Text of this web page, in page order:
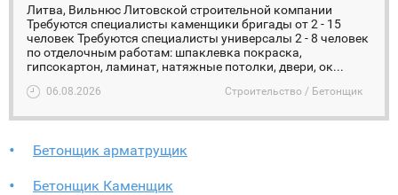
Литва, Вильнюс Литовской строительной компании
Требуются специалисты каменщики бригады от 2 - 15
человек Требуются специалисты универсалы 2 - 8 человек
по отделочным работам: шпаклевка покраска,
гипсокартон, ламинат, натяжные потолки, двери, ок...
06.08.2026 Строительство / Бетонщик
Бетонщик арматрущик
Бетонщик Каменщик